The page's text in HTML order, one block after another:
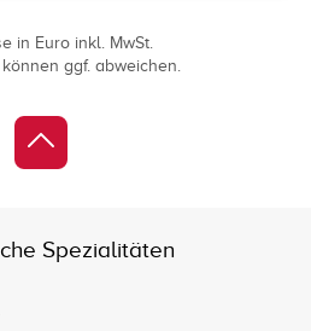
in Euro inkl. MwSt.
ggf. abweichen.
Spezialitäten